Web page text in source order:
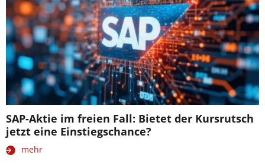
SAP-Aktie im freien Fall: Bietet der Kursrutsch
jetzt eine Einstiegschance?
mehr